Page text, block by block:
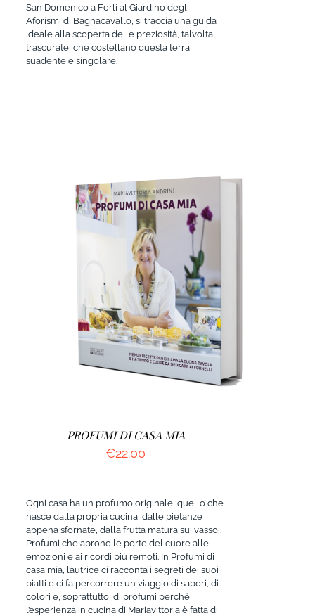
San Domenico a Forlì al Giardino degli
Aforismi di Bagnacavallo, si traccia una guida
ideale alla scoperta delle preziosità, talvolta
trascurate, che costellano questa terra
suadente e singolare.
AGGIUNGI AL CARRELLO / DETTAGLI
PROFUMI DI CASA MIA
€22.00
Ogni casa ha un profumo originale, quello che
nasce dalla propria cucina, dalle pietanze
appena sfornate, dalla frutta matura sui vassoi.
Profumi che aprono le porte del cuore alle
emozioni e ai ricordi più remoti. In Profumi di
casa mia, l’autrice ci racconta i segreti dei suoi
piatti e ci fa percorrere un viaggio di sapori, di
colori e, soprattutto, di profumi perché
l’esperienza in cucina di Mariavittoria è fatta di